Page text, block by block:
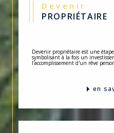
Devenir
PROPRIÉTAIRE
Devenir propriétaire est une
symbolisant à la fois un
l'accomplissement d'un rêve
en